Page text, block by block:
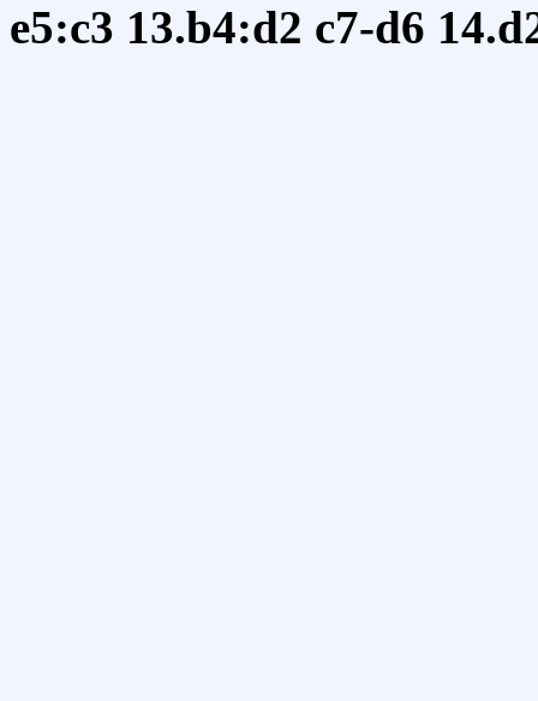
e5:c3 13.b4:d2 c7-d6